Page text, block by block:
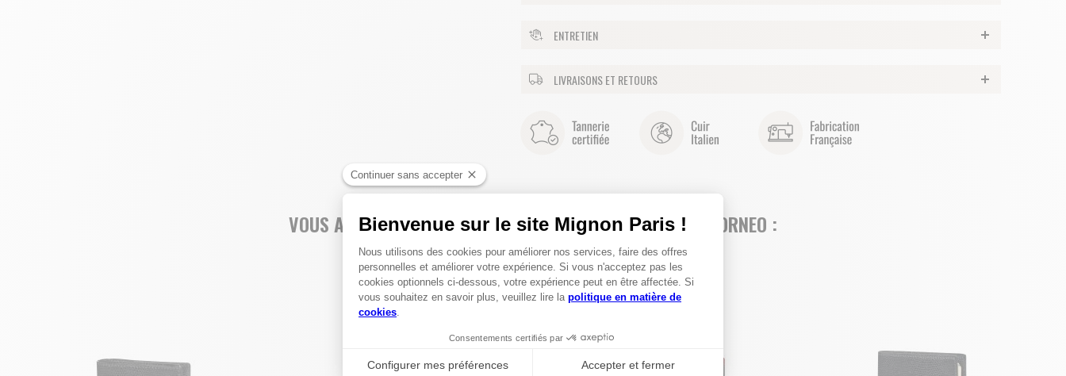
ENTRETIEN
LIVRAISONS ET RETOURS
VOUS AIMEREZ AUSSI CES PRODUITS DE LA COLLECTION BORNEO :